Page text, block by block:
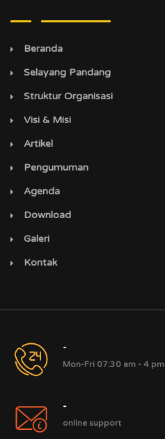
Beranda
Selayang Pandang
Struktur Organisasi
Visi & Misi
Artikel
Pengumuman
Agenda
Download
Galeri
Kontak
-
Mon-Fri 07:30 am - 4 pm
-
online support